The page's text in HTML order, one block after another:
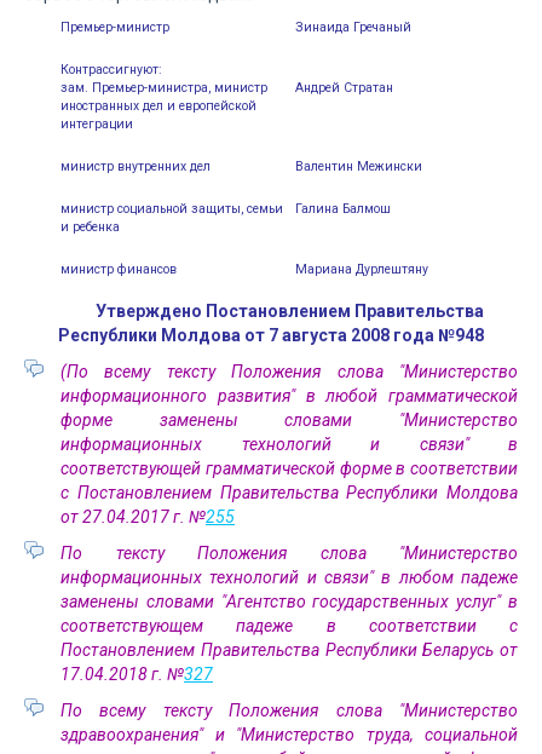
Премьер-министр Зинаида Гречаный
Контрассигнуют:
зам. Премьер-министра, министр
иностранных дел и европейской
интеграции
Андрей Стратан
министр внутренних дел Валентин Межински
министр социальной защиты, семьи
и ребенка
Галина Балмош
министр финансов Мариана Дурлештяну
Утверждено Постановлением Правительства
Республики Молдова от 7 августа 2008 года №948
(По всему тексту Положения слова "Министерство
информационного развития" в любой грамматической
форме заменены словами "Министерство
информационных технологий и связи" в
соответствующей грамматической форме в соответствии
с Постановлением Правительства Республики Молдова
от 27.04.2017 г. №255
По тексту Положения слова "Министерство
информационных технологий и связи" в любом падеже
заменены словами "Агентство государственных услуг" в
соответствующем падеже в соответствии с
Постановлением Правительства Республики Беларусь от
17.04.2018 г. №327
По всему тексту Положения слова "Министерство
здравоохранения" и "Министерство труда, социальной